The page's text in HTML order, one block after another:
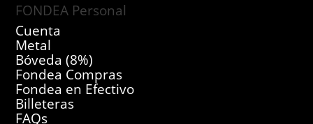
FONDEA Personal
Cuenta
Metal
Bóveda (8%)
Fondea Compras
Fondea en Efectivo
Billeteras
FAQs